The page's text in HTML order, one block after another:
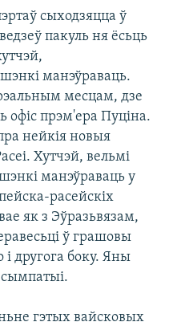
сыходзяцца ў
пакуль ня ёсьць
манэўраваць.
месцам, дзе
прэм'ера Пуціна.
нейкія новыя
Хутчэй, вельмі
манэўраваць у
расейскіх
як з Эўразьвязам,
ў грашовы
і другога боку. Яны
гэтых вайсковых